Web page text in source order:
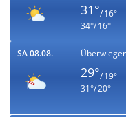
31°/ 16°
34°/ 16°
SA 08.08.
29°/ 19°
31°/ 20°